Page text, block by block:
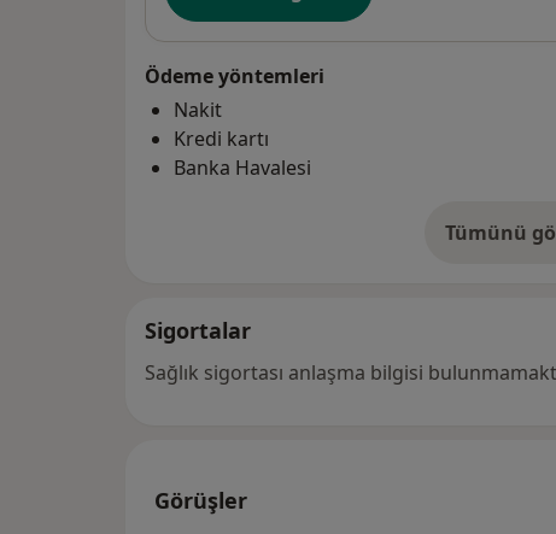
Ödeme yöntemleri
Nakit
Kredi kartı
Banka Havalesi
Tümünü
Sigortalar
Sağlık sigortası anlaşma bilgisi
Görüşler